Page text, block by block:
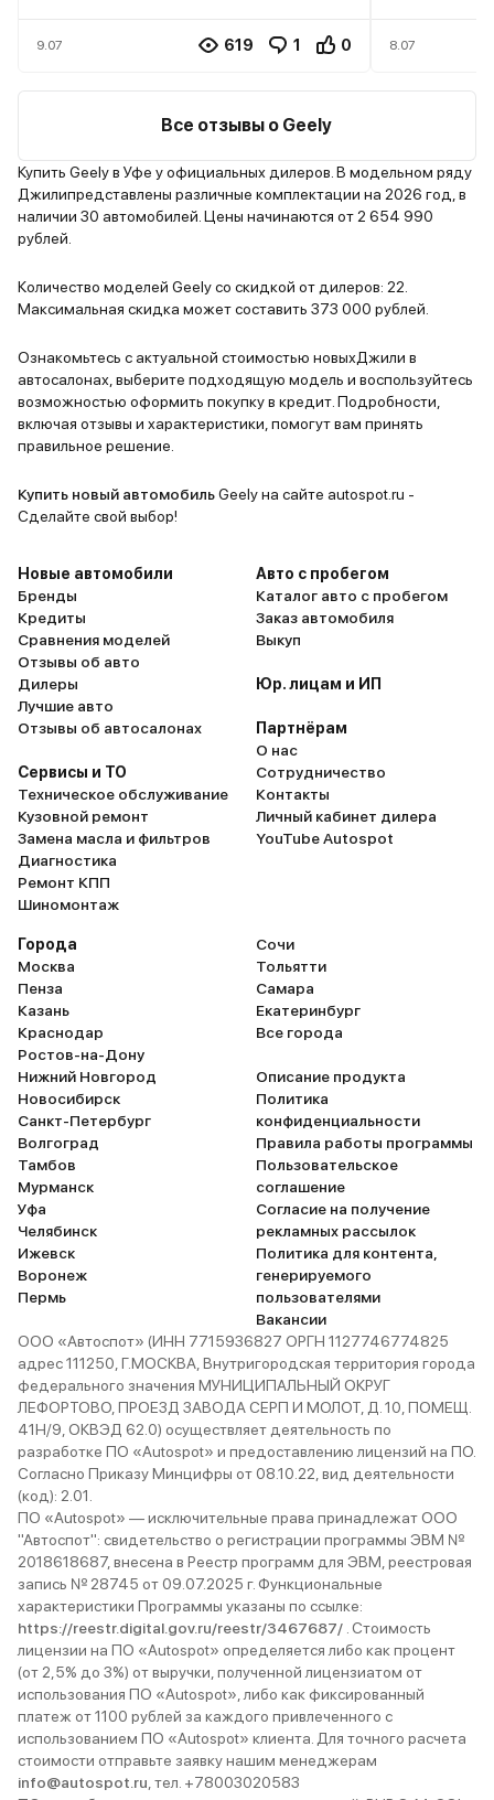
минимум кнопок, всё на экране.
На трассе я обгоняла BMW X3, и
водитель смотрел на меня, как на
жестковата для города, но на
серпантине это плюс. Минус?
Расход под 13 литров, но разве
эмоции измеряются в литрах?
Если хотите выделяться – Tugella
ваш выбор.
9.07 619 1 0
осталось
уверенно,
это
маленькие
даже
8.07
Все отзывы о Geely
Купить Geely в Уфе у официальных дилеров. В модельном ряду
Джилипредставлены различные комплектации на 2026 год, в
наличии 30 автомобилей. Цены начинаются от 2 654 990
рублей.
Количество моделей Geely со скидкой от дилеров: 22.
Максимальная скидка может составить 373 000 рублей.
Ознакомьтесь с актуальной стоимостью новыхДжили в
автосалонах, выберите подходящую модель и воспользуйтесь
возможностью оформить покупку в кредит. Подробности,
включая отзывы и характеристики, помогут вам принять
правильное решение.
Купить новый автомобильGeely на сайте autospot.ru -
Сделайте свой выбор!
Новые автомобили
Бренды
Кредиты
Сравнения моделей
Отзывы об авто
Дилеры
Лучшие авто
Отзывы об автосалонах
Сервисы и ТО
Техническое обслуживание
Кузовной ремонт
Замена масла и фильтров
Диагностика
Ремонт КПП
Шиномонтаж
Авто с пробегом
Каталог авто с пробегом
Заказ автомобиля
Выкуп
Юр. лицам и ИП
Партнёрам
О нас
Сотрудничество
Контакты
Личный кабинет дилера
YouTube Autospot
Города
Москва
Пенза
Казань
Краснодар
Ростов-на-Дону
Нижний Новгород
Новосибирск
Санкт-Петербург
Волгоград
Тамбов
Мурманск
Уфа
Челябинск
Ижевск
Воронеж
Пермь
Сочи
Тольятти
Самара
Екатеринбург
Все города
Описание продукта
Политика
конфиденциальности
Правила работы программы
Пользовательское
соглашение
Согласие на получение
рекламных рассылок
Политика для контента,
генерируемого
пользователями
Вакансии
ООО «Автоспот» (ИНН 7715936827 ОРГН 1127746774825
адрес 111250, Г.МОСКВА, Внутригородская территория города
федерального значения МУНИЦИПАЛЬНЫЙ ОКРУГ
ЛЕФОРТОВО, ПРОЕЗД ЗАВОДА СЕРП И МОЛОТ, Д. 10, ПОМЕЩ.
41Н/9, ОКВЭД 62.0) осуществляет деятельность по
разработке ПО «Autospot» и предоставлению лицензий на ПО.
Согласно Приказу Минцифры от 08.10.22, вид деятельности
(код): 2.01.
ПО «Autospot» — исключительные права принадлежат ООО
"Автоспот": свидетельство о регистрации программы ЭВМ №
2018618687, внесена в Реестр программ для ЭВМ, реестровая
запись № 28745 от 09.07.2025 г. Функциональные
характеристики Программы указаны по ссылке:
https://reestr.digital.gov.ru/reestr/3467687/ . Стоимость
лицензии на ПО «Autospot» определяется либо как процент
(от 2,5% до 3%) от выручки, полученной лицензиатом от
использования ПО «Autospot», либо как фиксированный
платеж от 1100 рублей за каждого привлеченного с
использованием ПО «Autospot» клиента. Для точного расчета
стоимости отправьте заявку нашим менеджерам
info@autospot.ru , тел. +78003020583